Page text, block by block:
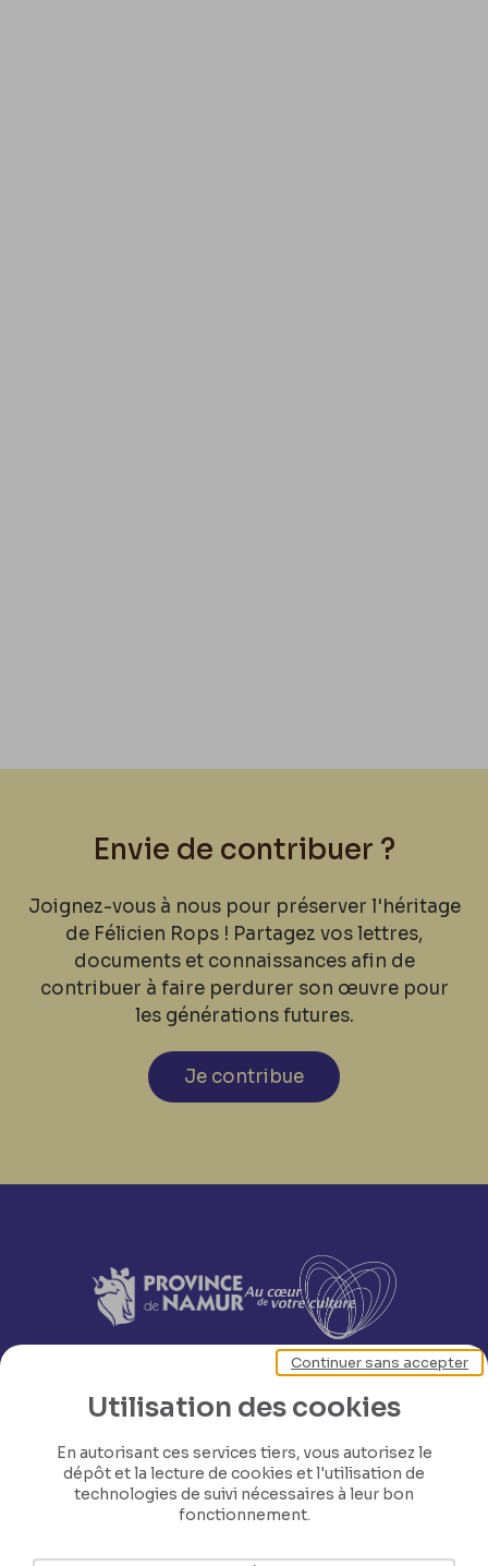
Envie de contribuer ?
Joignez-vous à nous pour préserver l'héritage
de Félicien Rops ! Partagez vos lettres,
documents et connaissances afin de
contribuer à faire perdurer son œuvre pour
les générations futures.
Je contribue
Utilisation des cookies
En autorisant ces services tiers, vous autorisez le
dépôt et la lecture de cookies et l'utilisation de
technologies de suivi nécessaires à leur bon
fonctionnement.
Continuer sans accepter